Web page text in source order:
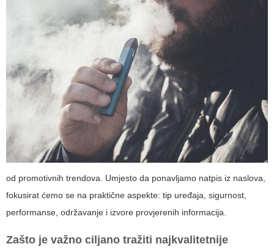
od promotivnih trendova. Umjesto da ponavljamo natpis iz naslova,
fokusirat ćemo se na praktične aspekte: tip uređaja, sigurnost,
performanse, održavanje i izvore provjerenih informacija.
Zašto je važno ciljano tražiti najkvalitetnije